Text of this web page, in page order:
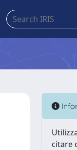
citare